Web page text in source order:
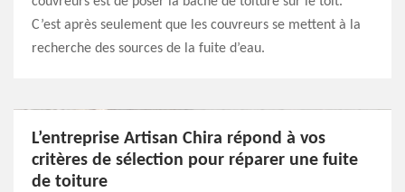
C’est après seulement que les couvreurs se mettent à la
recherche des sources de la fuite d’eau.
L’entreprise Artisan Chira répond à vos
critères de sélection pour réparer une fuite
de toiture